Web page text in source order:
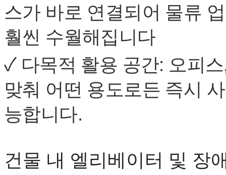
탑-
알
리
구
돔
클
럽
DOMCLUB
무
료
스가 바로 연결되어 물류
훨씬 수월해집니다
✓ 다목적 활용 공간: 오피스
맞춰 어떤 용도로든 즉시
능합니다.
건물 내 엘리베이터 및 장